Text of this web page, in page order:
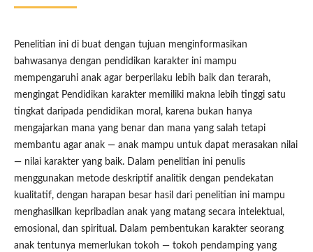
Penelitian ini di buat dengan tujuan menginformasikan
bahwasanya dengan pendidikan karakter ini mampu
mempengaruhi anak agar berperilaku lebih baik dan terarah,
mengingat Pendidikan karakter memiliki makna lebih tinggi satu
tingkat daripada pendidikan moral, karena bukan hanya
mengajarkan mana yang benar dan mana yang salah tetapi
membantu agar anak — anak mampu untuk dapat merasakan nilai
— nilai karakter yang baik. Dalam penelitian ini penulis
menggunakan metode deskriptif analitik dengan pendekatan
kualitatif, dengan harapan besar hasil dari penelitian ini mampu
menghasilkan kepribadian anak yang matang secara intelektual,
emosional, dan spiritual. Dalam pembentukan karakter seorang
anak tentunya memerlukan tokoh — tokoh pendamping yang